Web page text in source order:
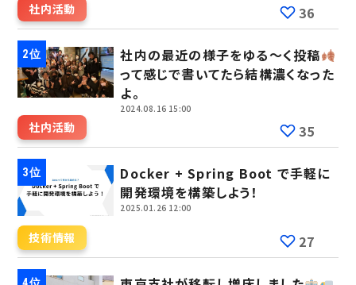
社内活動 36
社内の最近の様子をゆる～く投稿
って感じで書いてたら結構濃くなった
よ。
2024.08.16 15:00
社内活動 35
Docker + Spring Boot で手軽に
開発環境を構築しよう！
2025.01.26 12:00
技術情報 27